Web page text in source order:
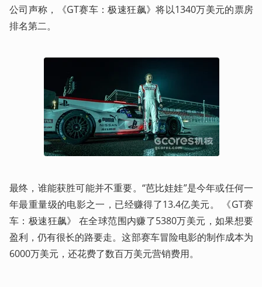
公司声称，《GT赛车：极速狂飙》将以1340万美元的票房
排名第二。
最终，谁能获胜可能并不重要。“芭比娃娃”是今年或任何一
年最重量级的电影之一，已经赚得了13.4亿美元。 《GT赛
车：极速狂飙》 在全球范围内赚了5380万美元，如果想要
盈利，仍有很长的路要走。这部赛车冒险电影的制作成本为
6000万美元，还花费了数百万美元营销费用。